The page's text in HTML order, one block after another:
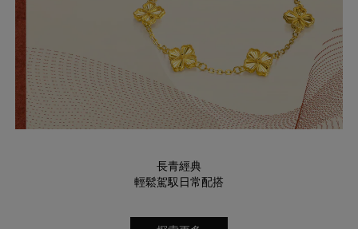
長青經典
輕鬆駕馭日常配搭